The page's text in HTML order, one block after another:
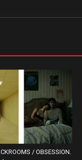
/ OBSESSION.